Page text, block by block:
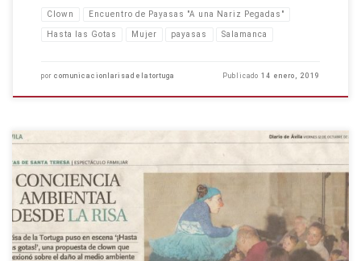
Clown Encuentro de Payasas "A una Nariz Pegadas"
Hasta las Gotas Mujer payasas Salamanca
por comunicacionlarisadelatortuga Publicado14 enero, 2019
Una actuación muy especial El 11 de Octubre nuestro espectáculo ¡Hasta
las Gotas! estuvo en el Auditorio San Francisco de Ávila. Desde aquí
queremos agradecer el apoyo de todos los implicados en que este día
saliera adelante. Este fue un […]